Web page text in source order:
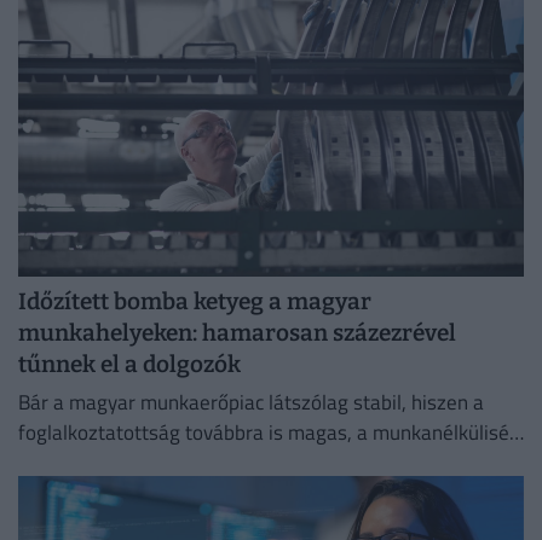
Időzített bomba ketyeg a magyar
munkahelyeken: hamarosan százezrével
tűnnek el a dolgozók
Bár a magyar munkaerőpiac látszólag stabil, hiszen a
foglalkoztatottság továbbra is magas, a munkanélküliség